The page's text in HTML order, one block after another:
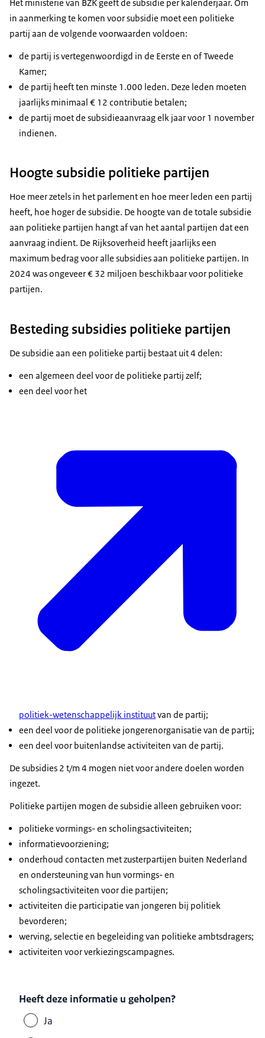
Het ministerie van BZK geeft de subsidie per kalenderjaar. Om
in aanmerking te komen voor subsidie moet een politieke
partij aan de volgende voorwaarden voldoen:
de partij is vertegenwoordigd in de Eerste en of Tweede
Kamer;
de partij heeft ten minste 1.000 leden. Deze leden moeten
jaarlijks minimaal € 12 contributie betalen;
de partij moet de subsidieaanvraag elk jaar voor 1 november
indienen.
Hoogte subsidie politieke partijen
Hoe meer zetels in het parlement en hoe meer leden een partij
heeft, hoe hoger de subsidie. De hoogte van de totale subsidie
aan politieke partijen hangt af van het aantal partijen dat een
aanvraag indient. De Rijksoverheid heeft jaarlijks een
maximum bedrag voor alle subsidies aan politieke partijen. In
2024 was ongeveer € 32 miljoen beschikbaar voor politieke
partijen.
Besteding subsidies politieke partijen
De subsidie aan een politieke partij bestaat uit 4 delen:
een algemeen deel voor de politieke partij zelf;
een deel voor het
politiek-wetenschappelijk instituutvan de partij;
een deel voor de politieke jongerenorganisatie van de partij;
een deel voor buitenlandse activiteiten van de partij.
De subsidies 2 t/m 4 mogen niet voor andere doelen worden
ingezet.
Politieke partijen mogen de subsidie alleen gebruiken voor:
politieke vormings- en scholingsactiviteiten;
informatievoorziening;
onderhoud contacten met zusterpartijen buiten Nederland
en ondersteuning van hun vormings- en
scholingsactiviteiten voor die partijen;
activiteiten die participatie van jongeren bij politiek
bevorderen;
werving, selectie en begeleiding van politieke ambtsdragers;
activiteiten voor verkiezingscampagnes.
Heeft deze informatie u geholpen?
Ja